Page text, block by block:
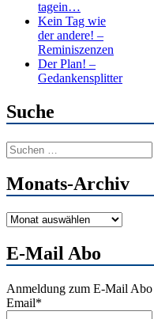
tagein…
Kein Tag wie
der andere! –
Reminiszenzen
Der Plan! –
Gedankensplitter
Suche
Suchen
nach:
Monats-Archiv
Monats-
E-Mail Abo
Anmeldung zum E-Mail
Email*